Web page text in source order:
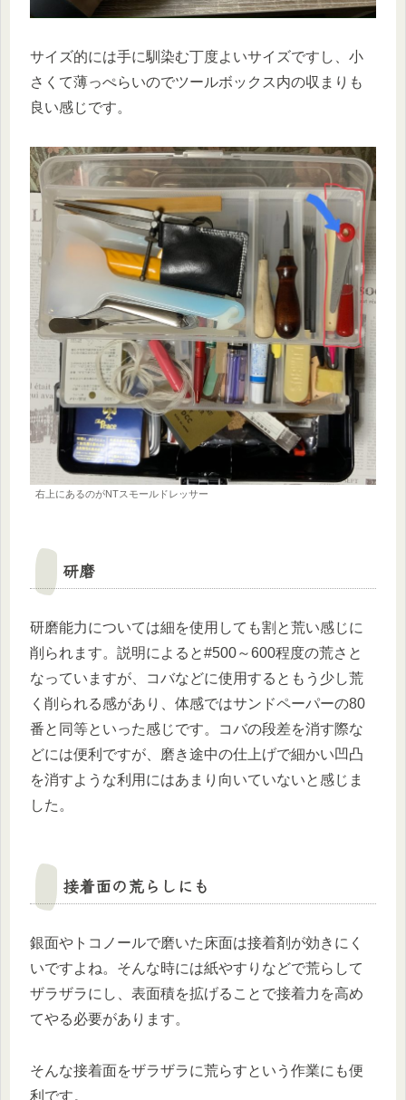
サイズ的には手に馴染む丁度よいサイズですし、小
さくて薄っぺらいのでツールボックス内の収まりも
良い感じです。
右上にあるのがNTスモールドレッサー
研磨
研磨能力については細を使用しても割と荒い感じに
削られます。説明によると#500～600程度の荒さと
なっていますが、コバなどに使用するともう少し荒
く削られる感があり、体感ではサンドペーパーの80
番と同等といった感じです。コバの段差を消す際な
どには便利ですが、磨き途中の仕上げで細かい凹凸
を消すような利用にはあまり向いていないと感じま
した。
接着面の荒らしにも
銀面やトコノールで磨いた床面は接着剤が効きにく
いですよね。そんな時には紙やすりなどで荒らして
ザラザラにし、表面積を拡げることで接着力を高め
てやる必要があります。
そんな接着面をザラザラに荒らすという作業にも便
利です。